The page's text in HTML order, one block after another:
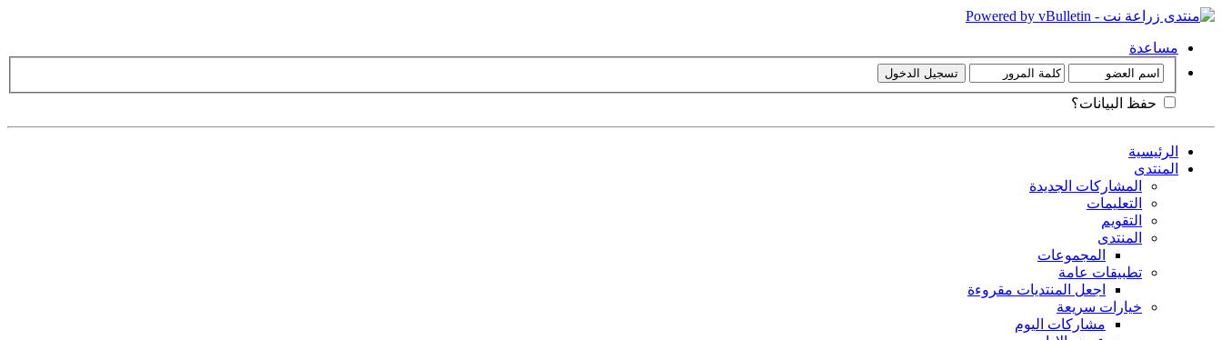
مساعدة
حفظ البيانات؟
الرئيسية
المنتدى
المشاركات الجديدة
التعليمات
التقويم
المنتدى
المجموعات
تطبيقات عامة
اجعل المنتديات مقروءة
خيارات سريعة
مشاركات اليوم